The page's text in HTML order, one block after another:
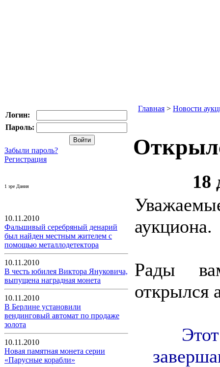
Логин:
Пароль:
Забыли пароль?
Регистрация
1 эре Дания
10.11.2010
Фальшивый серебряный денарий
был найден местным жителем с
помощью металлодетектора
10.11.2010
В честь юбилея Виктора Януковича,
выпущена наградная монета
10.11.2010
В Берлине установили
вендинговый автомат по продаже
золота
10.11.2010
Новая памятная монета серии
«Парусные корабли»
Главная > Новости
18
аукциона.
Рады
открылся